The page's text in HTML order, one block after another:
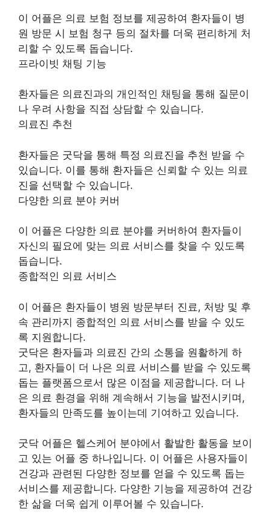
이 어플은 의료 보험 정보를 제공하여 환자들이 병
원 방문 시 보험 청구 등의 절차를 더욱 편리하게 처
리할 수 있도록 돕습니다.
프라이빗 채팅 기능
환자들은 의료진과의 개인적인 채팅을 통해 질문이
나 우려 사항을 직접 상담할 수 있습니다.
의료진 추천
환자들은 굿닥을 통해 특정 의료진을 추천 받을 수
있습니다. 이를 통해 환자들은 신뢰할 수 있는 의료
진을 선택할 수 있습니다.
다양한 의료 분야 커버
이 어플은 다양한 의료 분야를 커버하여 환자들이
자신의 필요에 맞는 의료 서비스를 찾을 수 있도록
돕습니다.
종합적인 의료 서비스
이 어플은 환자들이 병원 방문부터 진료, 처방 및 후
속 관리까지 종합적인 의료 서비스를 받을 수 있도
록 지원합니다.
굿닥은 환자들과 의료진 간의 소통을 원활하게 하
고, 환자들이 더 나은 의료 서비스를 받을 수 있도록
돕는 플랫폼으로서 많은 이점을 제공합니다. 더 나
은 의료 환경을 위해 계속해서 기능을 발전시키며,
환자들의 만족도를 높이는데 기여하고 있습니다.
굿닥 어플은 헬스케어 분야에서 활발한 활동을 보이
고 있는 어플 중 하나입니다. 이 어플은 사용자들이
건강과 관련된 다양한 정보를 얻을 수 있도록 돕는
서비스를 제공합니다. 다양한 기능을 제공하여 건강
한 삶을 더욱 쉽게 이루어볼 수 있습니다.